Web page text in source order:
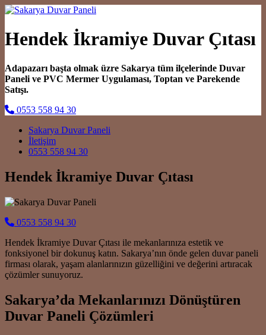
Hendek İkramiye Duvar Çıtası
Adapazarı başta olmak üzre Sakarya tüm ilçelerinde Duvar
Paneli ve PVC Mermer Uygulaması, Toptan ve Parekende
Satışı.
0553 558 94 30
Main Navigation
Sakarya Duvar Paneli
İletişim
0553 558 94 30
Hendek İkramiye Duvar Çıtası
0553 558 94 30
Hendek İkramiye Duvar Çıtası ile mekanlarınıza estetik ve
fonksiyonel bir dokunuş katın. Sakarya’nın önde gelen duvar paneli
firması olarak, yaşam alanlarınızın güzelliğini ve değerini artıracak
çözümler sunuyoruz.
Sakarya’da Mekanlarınızı Dönüştüren
Duvar Paneli Çözümleri